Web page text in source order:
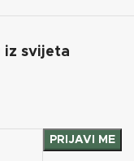
iz svijeta